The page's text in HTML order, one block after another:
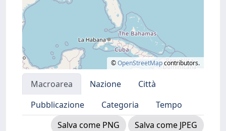
©OpenStreetMapcontributors.
Macroarea Nazione
Città
Pubblicazione
Categoria
Tempo
Salva come PNG
Salva come JPEG